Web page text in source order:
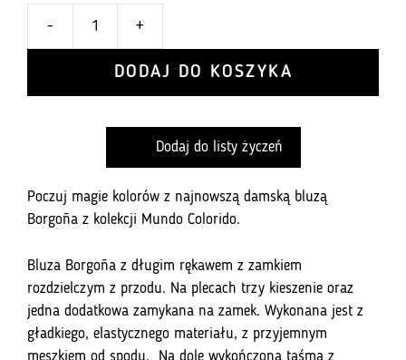
-
kolarska
Tour
250.16
2.0
-
Borgoña
+
DODAJ DO KOSZYKA
Dodaj do listy życzeń
Poczuj magie kolorów z najnowszą damską bluzą
Borgoña z kolekcji Mundo Colorido.
Bluza Borgoña z długim rękawem z zamkiem
rozdzielczym z przodu. Na plecach trzy kieszenie oraz
jedna dodatkowa zamykana na zamek. Wykonana jest z
gładkiego, elastycznego materiału, z przyjemnym
meszkiem od spodu. Na dole wykończona taśmą z